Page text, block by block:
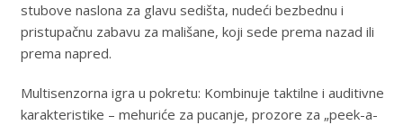
stubove naslona za glavu sedišta, nudeći bezbednu i
pristupačnu zabavu za mališane, koji sede prema nazad ili
prema napred.
Multisenzorna igra u pokretu: Kombinuje taktilne i auditivne
karakteristike – mehuriće za pucanje, prozore za „peek-a-